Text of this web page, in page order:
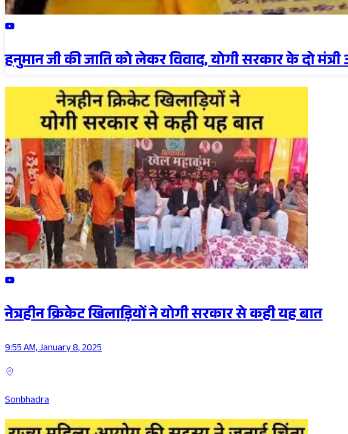
हनुमान जी की जाति को लेकर विवाद, योगी सरकार के दो
नेत्रहीन क्रिकेट खिलाड़ियों ने योगी सरकार से कही यह बात
9:55 AM, January 8, 2025
Sonbhadra